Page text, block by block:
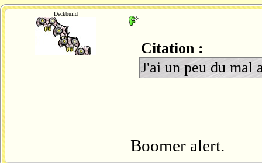
Deckbuild
Citation :
J'ai un peu du mal
Boomer alert.